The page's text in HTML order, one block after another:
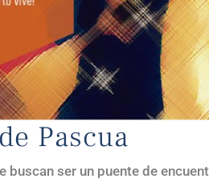
Pascua
buscan ser un puente de